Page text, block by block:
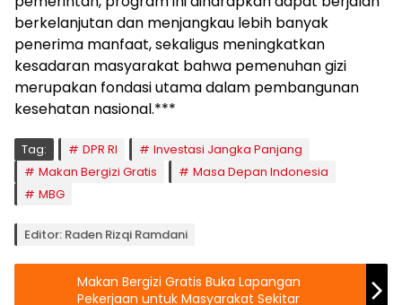
berkelanjutan dan menjangkau lebih banyak
penerima manfaat, sekaligus meningkatkan
kesadaran masyarakat bahwa pemenuhan gizi
merupakan fondasi utama dalam pembangunan
kesehatan nasional.***
Tag: DPR RI
Investasi Jangka Panjang
Makan Bergizi Gratis
Masa Depan Indonesia
MBG
Editor: Raden Rizqi Ramdani
Makan Bergizi Gratis Buka Lapangan
Pekerjaan untuk Masyarakat Sekitar